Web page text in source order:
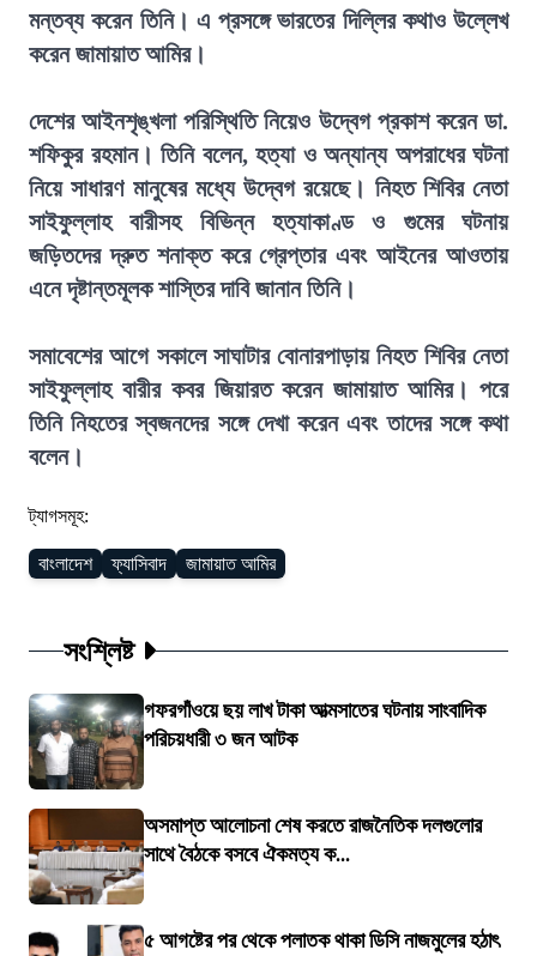
মন্তব্য করেন তিনি। এ প্রসঙ্গে ভারতের দিল্লির কথাও উল্লেখ
করেন জামায়াত আমির।
দেশের আইনশৃঙ্খলা পরিস্থিতি নিয়েও উদ্বেগ প্রকাশ করেন ডা.
শফিকুর রহমান। তিনি বলেন, হত্যা ও অন্যান্য অপরাধের ঘটনা
নিয়ে সাধারণ মানুষের মধ্যে উদ্বেগ রয়েছে। নিহত শিবির নেতা
সাইফুল্লাহ বারীসহ বিভিন্ন হত্যাকাণ্ড ও গুমের ঘটনায়
জড়িতদের দ্রুত শনাক্ত করে গ্রেপ্তার এবং আইনের আওতায়
এনে দৃষ্টান্তমূলক শাস্তির দাবি জানান তিনি।
সমাবেশের আগে সকালে সাঘাটার বোনারপাড়ায় নিহত শিবির নেতা
সাইফুল্লাহ বারীর কবর জিয়ারত করেন জামায়াত আমির। পরে
তিনি নিহতের স্বজনদের সঙ্গে দেখা করেন এবং তাদের সঙ্গে কথা
বলেন।
ট্যাগসমূহ:
বাংলাদেশ ফ্যাসিবাদ জামায়াত আমির
সংশ্লিষ্ট
গফরগাঁওয়ে ছয় লাখ টাকা আত্মসাতের ঘটনায় সাংবাদিক
পরিচয়ধারী ৩ জন আটক
অসমাপ্ত আলোচনা শেষ করতে রাজনৈতিক দলগুলোর
সাথে বৈঠকে বসবে ঐকমত্য ক...
৫ আগষ্টের পর থেকে পলাতক থাকা ডিসি নাজমুলের হঠাৎ